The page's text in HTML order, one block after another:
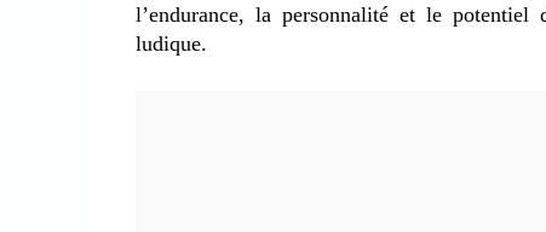
l’endurance, la personnalité et le
ludique.